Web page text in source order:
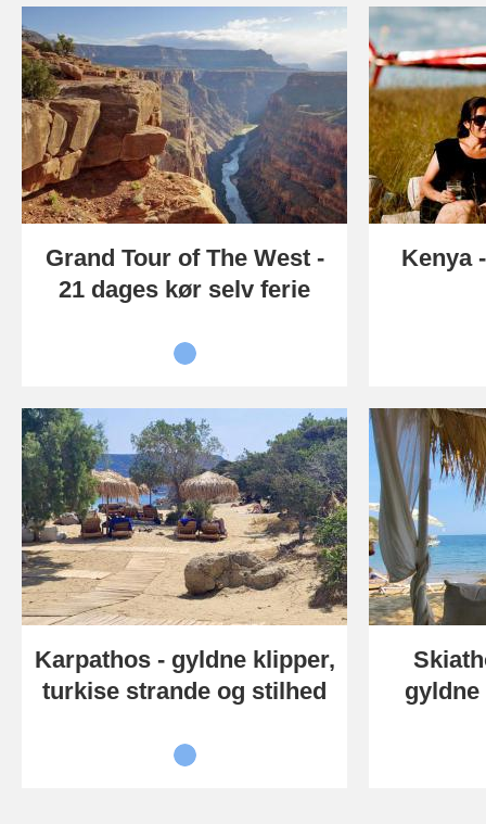
Grand Tour of The West -
21 dages kør selv ferie
Kenya
Karpathos - gyldne klipper,
turkise strande og stilhed
gyldne